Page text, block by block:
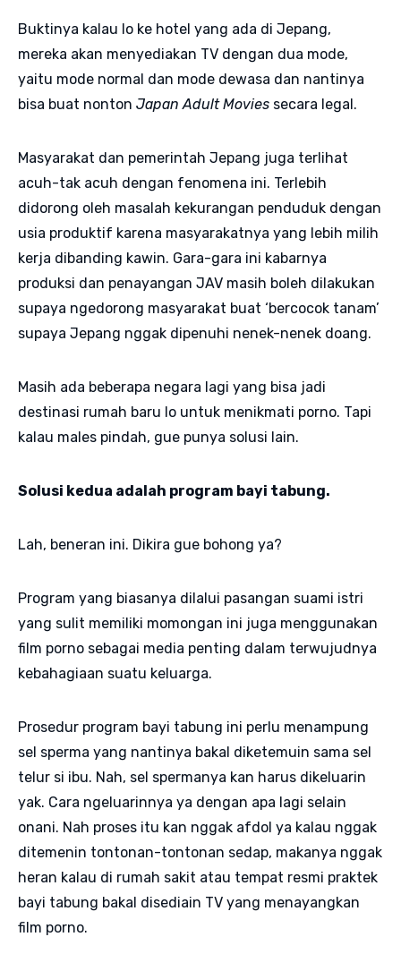
Buktinya kalau lo ke hotel yang ada di Jepang,
mereka akan menyediakan TV dengan dua mode,
yaitu mode normal dan mode dewasa dan nantinya
bisa buat nonton Japan Adult Movies secara legal.
Masyarakat dan pemerintah Jepang juga terlihat
acuh-tak acuh dengan fenomena ini. Terlebih
didorong oleh masalah kekurangan penduduk dengan
usia produktif karena masyarakatnya yang lebih milih
kerja dibanding kawin. Gara-gara ini kabarnya
produksi dan penayangan JAV masih boleh dilakukan
supaya ngedorong masyarakat buat ‘bercocok tanam’
supaya Jepang nggak dipenuhi nenek-nenek doang.
Masih ada beberapa negara lagi yang bisa jadi
destinasi rumah baru lo untuk menikmati porno. Tapi
kalau males pindah, gue punya solusi lain.
Solusi kedua adalah program bayi tabung.
Lah, beneran ini. Dikira gue bohong ya?
Program yang biasanya dilalui pasangan suami istri
yang sulit memiliki momongan ini juga menggunakan
film porno sebagai media penting dalam terwujudnya
kebahagiaan suatu keluarga.
Prosedur program bayi tabung ini perlu menampung
sel sperma yang nantinya bakal diketemuin sama sel
telur si ibu. Nah, sel spermanya kan harus dikeluarin
yak. Cara ngeluarinnya ya dengan apa lagi selain
onani. Nah proses itu kan nggak afdol ya kalau nggak
ditemenin tontonan-tontonan sedap, makanya nggak
heran kalau di rumah sakit atau tempat resmi praktek
bayi tabung bakal disediain TV yang menayangkan
film porno.